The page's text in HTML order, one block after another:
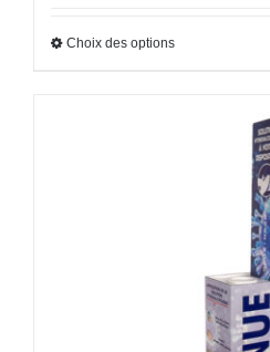
Choix des options